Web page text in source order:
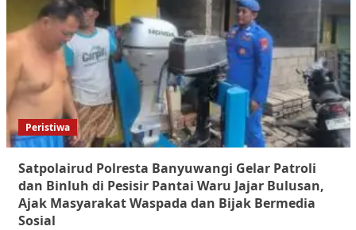
Peristiwa
Satpolairud Polresta Banyuwangi Gelar Patroli
dan Binluh di Pesisir Pantai Waru Jajar Bulusan,
Ajak Masyarakat Waspada dan Bijak Bermedia
Sosial